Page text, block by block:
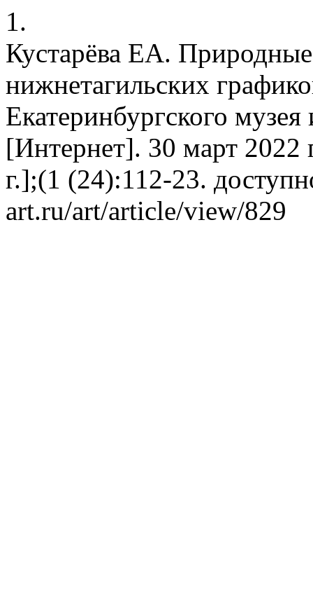
1.
Кустарёва ЕА.
нижнетагильских
Екатеринбургского
[Интернет]. 30 март 2022
г.];(1 (24):112-23.
art.ru/art/article/view/829